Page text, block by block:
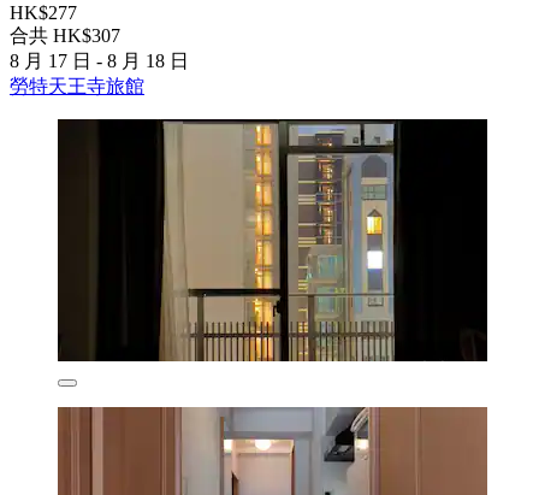
HK$277
合共 HK$307
8 月 17 日 - 8 月 18 日
勞特天王寺旅館